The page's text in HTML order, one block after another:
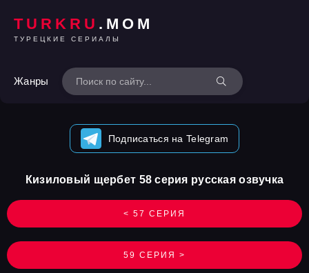
TURKRU .MOM
ТУРЕЦКИЕ СЕРИАЛЫ
Жанры
Подписаться на Telegram
< 57 СЕРИЯ
Кизиловый щербет 58 серия русская озвучка
59 СЕРИЯ >